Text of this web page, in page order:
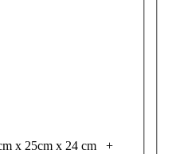
x 25cm x 24 cm
+